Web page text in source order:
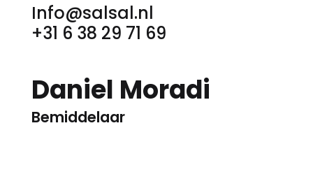
Info@salsal.nl
+31 6 38 29 71 69
Daniel Moradi
Bemiddelaar